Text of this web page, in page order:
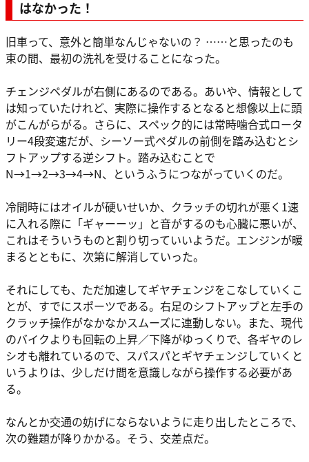
はなかった！
旧車って、意外と簡単なんじゃないの？ ……と思ったのも
束の間、最初の洗礼を受けることになった。
チェンジペダルが右側にあるのである。あいや、情報として
は知っていたけれど、実際に操作するとなると想像以上に頭
がこんがらがる。さらに、スペック的には常時噛合式ロータ
リー4段変速だが、シーソー式ペダルの前側を踏み込むとシ
フトアップする逆シフト。踏み込むことで
N→1→2→3→4→N、というふうにつながっていくのだ。
冷間時にはオイルが硬いせいか、クラッチの切れが悪く1速
に入れる際に「ギャーーッ」と音がするのも心臓に悪いが、
これはそういうものと割り切っていいようだ。エンジンが暖
まるとともに、次第に解消していった。
それにしても、ただ加速してギヤチェンジをこなしていくこ
とが、すでにスポーツである。右足のシフトアップと左手の
クラッチ操作がなかなかスムーズに連動しない。また、現代
のバイクよりも回転の上昇／下降がゆっくりで、各ギヤのレ
シオも離れているので、スパスパとギヤチェンジしていくと
いうよりは、少しだけ間を意識しながら操作する必要があ
る。
なんとか交通の妨げにならないように走り出したところで、
次の難題が降りかかる。そう、交差点だ。